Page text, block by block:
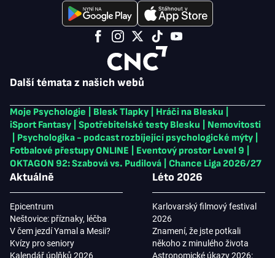
Další témata z našich webů
Moje Psychologie Blesk Tlapky Hráči na Blesku
iSport Fantasy
Spotřebitelské testy Blesku
Nemovitosti
Psychologika - podcast rozbíjející psychologické mýty
Fotbalové přestupy ONLINE
Eventový prostor Level 9
OKTAGON 92: Szabová vs. Pudilová
Chance Liga 2026/27
Aktuálně
Epicentrum
Neštovice: příznaky, léčba
V čem jezdí Yamal a Mesii?
Kvízy pro seniory
Kalendář úplňků 2026
Léto 2026
Karlovarský filmový festival
2026
Znamení, že jste potkali
někoho z minulého života
Astronomické úkazy 2026: